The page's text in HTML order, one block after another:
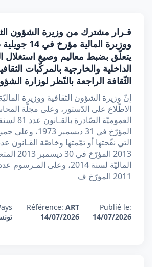
قـرار مشترك من وزيرة الشؤون
يتعلّق بضبط معاليم وصيغ استغلال
الداخلية والخارجية بالمركّبات
الثّقافة الراجعة بالنّظر لوزارة
إنّ وزيرة الشؤون الثقافية ووزيرة
الاطّلاع على الدّستور، وعلى مجلّة
المؤرّخ في 31 ديسمبر
2013 المؤرّخ
2011 المؤرّخ ف
Publié le:
14/07/2026
Référence:ART
14/07/2026